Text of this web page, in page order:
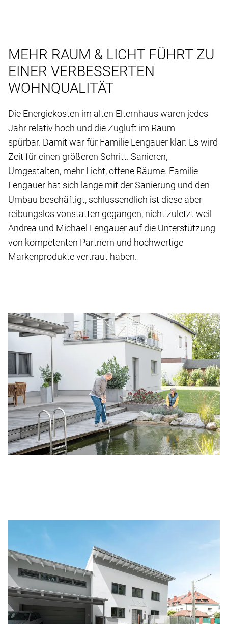
MEHR RAUM & LICHT FÜHRT ZU
EINER VERBESSERTEN
WOHNQUALITÄT
Die Energiekosten im alten Elternhaus waren jedes
Jahr relativ hoch und die Zugluft im Raum
spürbar. Damit war für Familie Lengauer klar: Es wird
Zeit für einen größeren Schritt. Sanieren,
Umgestalten, mehr Licht, offene Räume. Familie
Lengauer hat sich lange mit der Sanierung und den
Umbau beschäftigt, schlussendlich ist diese aber
reibungslos vonstatten gegangen, nicht zuletzt weil
Andrea und Michael Lengauer auf die Unterstützung
von kompetenten Partnern und hochwertige
Markenprodukte vertraut haben.